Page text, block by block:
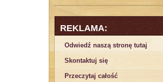
REKLAMA:
Odwiedź naszą stronę tutaj
Skontaktuj się
Przeczytaj całość